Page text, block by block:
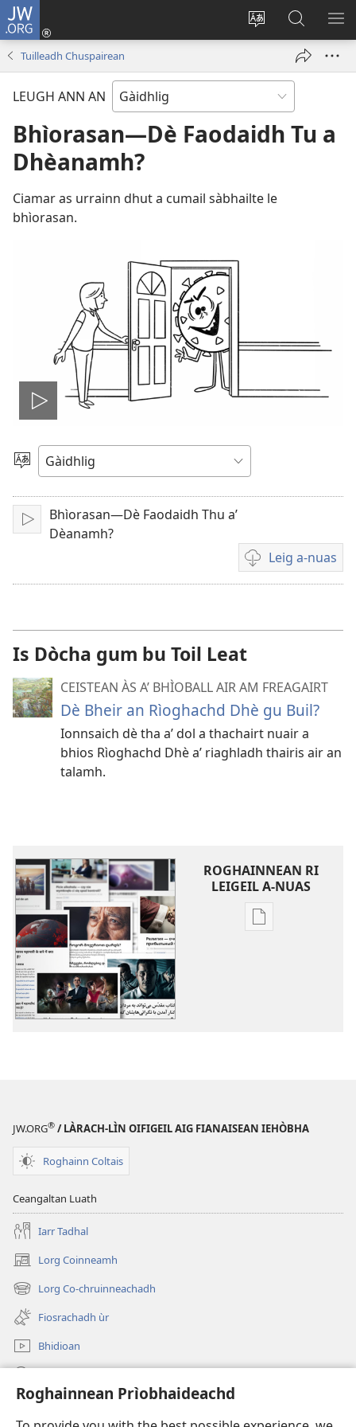
Roghainnean Prìobhaideachd
JW.ORG
Change
language
Clàraich
new
Lorg
JW.ORG
Tuilleadh Chuspairean
LEUGH ANN AN
Bhìorasan—Dè Faodaidh Tu a
Dhèanamh?
Ciamar as urrainn dhut a cumail sàbhailte le
bhìorasan.
Play
video
Tagh
cànan
Cluich
Bhìorasan—Dè Faodaidh Thu a’
Dèanamh?
Leig a-nuas
Video
download
Is Dòcha gum bu Toil Leat
CEISTEAN ÀS A’ BHÌOBALL AIR AM FREAGAIRT
Dè Bheir an Rìoghachd Dhè gu Buil?
Ionnsaich dè tha a’ dol a thachairt nuair a
bhios Rìoghachd Dhè a’ riaghladh thairis air an
talamh.
ROGHAINNEAN RI
LEIGEIL A-NUAS
Publication
JW.ORG® / LÀRACH-LÌN OIFIGEIL AIG FIANAISEAN IEHÒBHA
Roghainn Coltais
Ceangaltan Luath
Iarr Tadhal
Lorg Coinneamh
(opens
new
window)
Lorg Co-chruinneachadh
(opens
new
window)
Fiosrachadh ùr
Bhidioan
(opens